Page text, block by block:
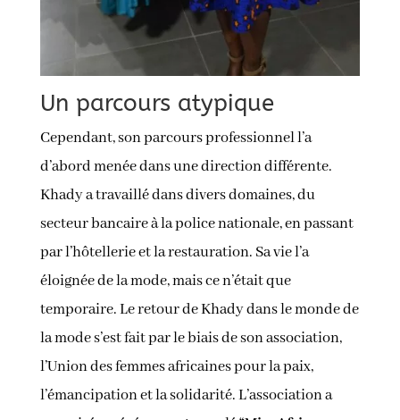
Un parcours atypique
Cependant, son parcours professionnel l’a
d’abord menée dans une direction différente.
Khady a travaillé dans divers domaines, du
secteur bancaire à la police nationale, en passant
par l’hôtellerie et la restauration. Sa vie l’a
éloignée de la mode, mais ce n’était que
temporaire. Le retour de Khady dans le monde de
la mode s’est fait par le biais de son association,
l’Union des femmes africaines pour la paix,
l’émancipation et la solidarité. L’association a